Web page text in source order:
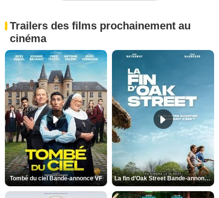
Trailers des films prochainement au
cinéma
Tombé du ciel Bande-annonce VF La fin d’Oak Street Bande-annonce VO STFR